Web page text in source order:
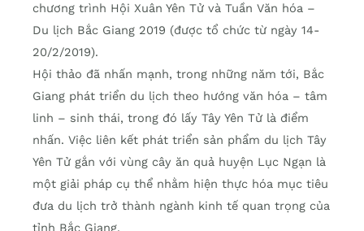
chương trình Hội Xuân Yên Tử và Tuần Văn hóa –
Du lịch Bắc Giang 2019 (được tổ chức từ ngày 14-
20/2/2019).
Hội thảo đã nhấn mạnh, trong những năm tới, Bắc
Giang phát triển du lịch theo hướng văn hóa – tâm
linh – sinh thái, trong đó lấy Tây Yên Tử là điểm
nhấn. Việc liên kết phát triển sản phẩm du lịch Tây
Yên Tử gắn với vùng cây ăn quả huyện Lục Ngạn là
một giải pháp cụ thể nhằm hiện thực hóa mục tiêu
đưa du lịch trở thành ngành kinh tế quan trọng của
tỉnh Bắc Giang.